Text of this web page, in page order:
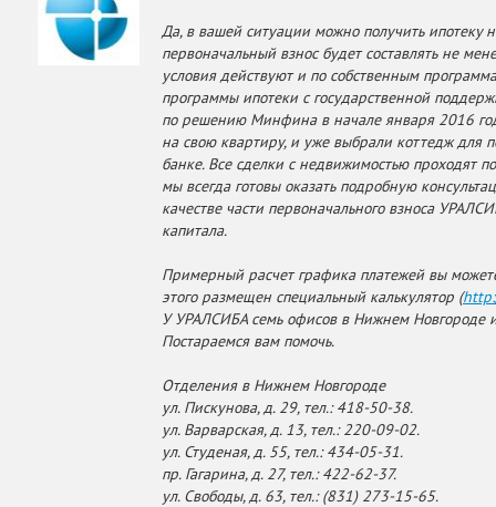
Да, в вашей ситуации можно получить ипотеку
первоначальный взнос будет составлять не
условия действуют и по собственным
программы ипотеки с государственной
по решению Минфина в начале января 2016
на свою квартиру, и уже выбрали коттедж для
банке. Все сделки с недвижимостью проходят
мы всегда готовы оказать подробную
качестве части первоначального взноса
капитала.
Примерный расчет графика платежей вы
этого размещен специальный калькулятор (
У УРАЛСИБА семь офисов в Нижнем Новгороде
Постараемся вам помочь.
Отделения в Нижнем Новгороде
ул. Пискунова, д. 29, тел.: 418-50-38.
ул. Варварская, д. 13, тел.: 220-09-02.
ул. Студеная, д. 55, тел.: 434-05-31.
пр. Гагарина, д. 27, тел.: 422-62-37.
ул. Свободы, д. 63, тел.: (831) 273-15-65.